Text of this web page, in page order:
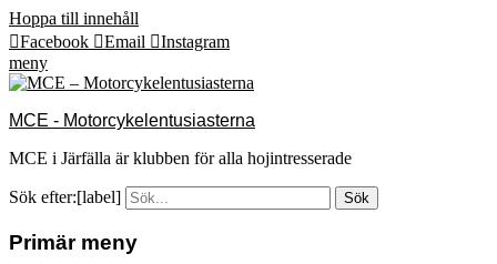
Hoppa till innehåll
Facebook
Email
Instagram
meny
MCE - Motorcykelentusiasterna
MCE i Järfälla är klubben för alla hojintresserade
Sök efter:[label]
Primär meny